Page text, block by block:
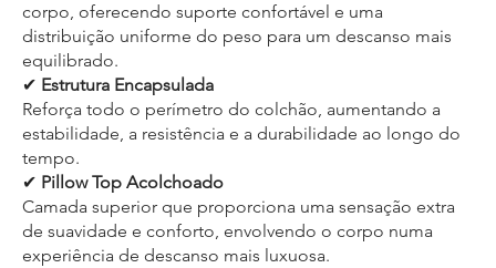
corpo, oferecendo suporte confortável e uma
distribuição uniforme do peso para um descanso mais
equilibrado.
✔ Estrutura Encapsulada
Reforça todo o perímetro do colchão, aumentando a
estabilidade, a resistência e a durabilidade ao longo do
tempo.
✔ Pillow Top Acolchoado
Camada superior que proporciona uma sensação extra
de suavidade e conforto, envolvendo o corpo numa
experiência de descanso mais luxuosa.